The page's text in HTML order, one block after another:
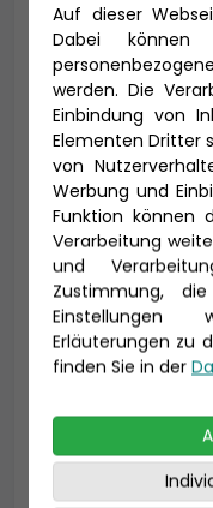
Titel
Vorname *
E-Mail *
Telefon *
Auf dieser
Dabei können
werden. Die
Einbindung von
Elementen Dritter
von
Werbung und
Funktion können
Verarbeitung
und
Zustimmung,
Einstellungen
Erläuterungen zu
finden Sie in der